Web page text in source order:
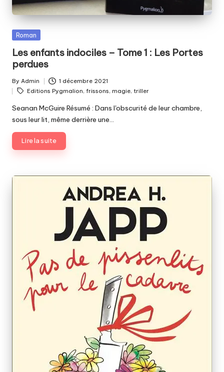
Posted
Roman
Les enfants indociles – Tome 1 : Les Portes
perdues
Posted
by
By Admin 1 décembre 2021
Tags:
Editions Pygmalion, frissons, magie, triller
Seanan McGuire Résumé : Dans l'obscurité de leur chambre,
sous leur lit, même derrière une…
Lire la suite